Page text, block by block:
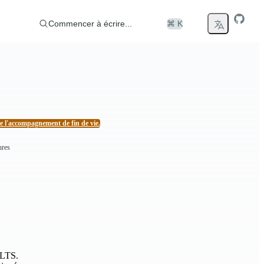
Commencer à écrire... ⌘ K
l'accompagnement de fin de vie.